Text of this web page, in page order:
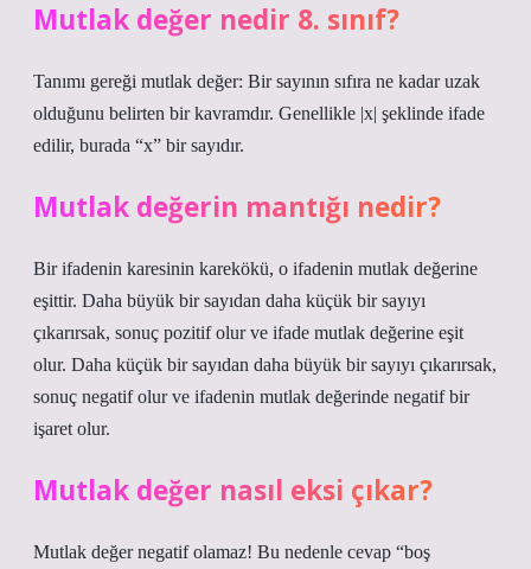
Mutlak değer nedir 8. sınıf?
Tanımı gereği mutlak değer: Bir sayının sıfıra ne kadar uzak
olduğunu belirten bir kavramdır. Genellikle |x| şeklinde ifade
edilir, burada “x” bir sayıdır.
Mutlak değerin mantığı nedir?
Bir ifadenin karesinin karekökü, o ifadenin mutlak değerine
eşittir. Daha büyük bir sayıdan daha küçük bir sayıyı
çıkarırsak, sonuç pozitif olur ve ifade mutlak değerine eşit
olur. Daha küçük bir sayıdan daha büyük bir sayıyı çıkarırsak,
sonuç negatif olur ve ifadenin mutlak değerinde negatif bir
işaret olur.
Mutlak değer nasıl eksi çıkar?
Mutlak değer negatif olamaz! Bu nedenle cevap “boş